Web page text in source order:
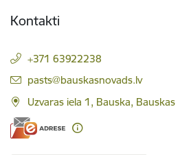
Kontakti
+371 63922238
E-pasts:
pasts@bauskasnovads.lv
Uzvaras iela 1, Bauska,